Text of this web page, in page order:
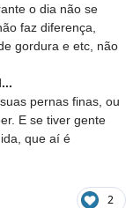
o dia não se
faz diferença,
gordura e etc, não
pernas finas, ou
E se tiver gente
que aí é
2